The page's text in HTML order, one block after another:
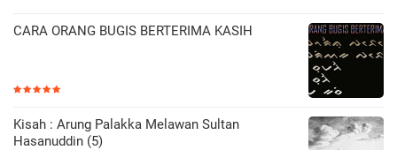
CARA ORANG BUGIS BERTERIMA KASIH
Kisah : Arung Palakka Melawan Sultan
Hasanuddin (5)